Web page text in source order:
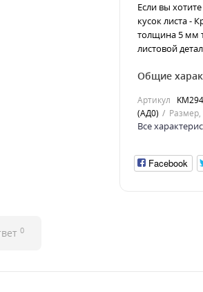
Если вы
кусок листа -
толщина 5 мм
листовой
Общие
Артикул KM294
(АД0)
Все
Facebook
0